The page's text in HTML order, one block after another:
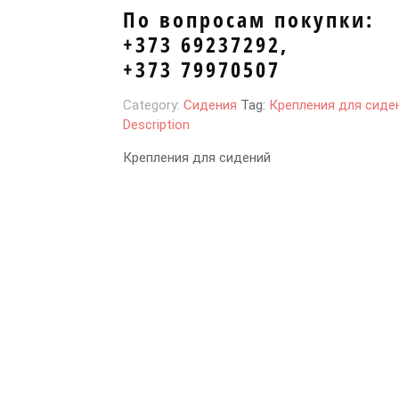
По вопросам покупки:
+373 69237292,
+373 79970507
Category: Сидения Tag: Крепления для
Description
Крепления для сидений